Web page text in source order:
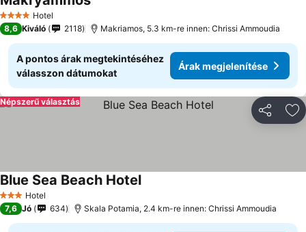
4 KategóriaHotel
8,6 Kiváló 2118 Makriamos, 5.3 km-re innen: Chrissi Ammoudia
A pontos árak megtekintéséhez
válasszon dátumokat
Árak megjelenítése
Népszerű választás
3 Kategória
Hotel
Blue Sea Beach Hotel
7,6 Jó 634 Skala Potamia, 2.4 km-re innen: Chrissi Ammoudia